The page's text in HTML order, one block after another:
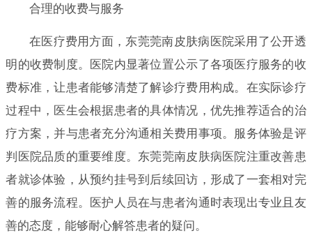
合理的收费与服务
在医疗费用方面，东莞莞南皮肤病医院采用了公开透
明的收费制度。医院内显著位置公示了各项医疗服务的收
费标准，让患者能够清楚了解诊疗费用构成。在实际诊疗
过程中，医生会根据患者的具体情况，优先推荐适合的治
疗方案，并与患者充分沟通相关费用事项。服务体验是评
判医院品质的重要维度。东莞莞南皮肤病医院注重改善患
者就诊体验，从预约挂号到后续回访，形成了一套相对完
善的服务流程。医护人员在与患者沟通时表现出专业且友
善的态度，能够耐心解答患者的疑问。